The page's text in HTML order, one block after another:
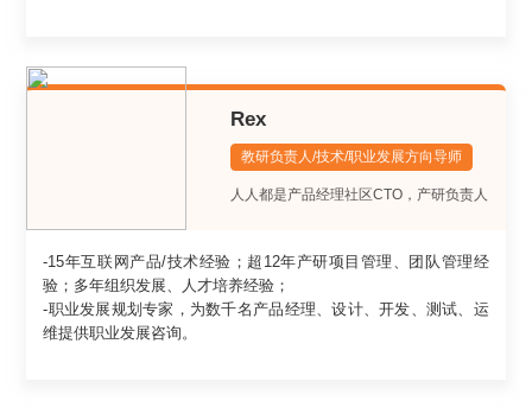
Rex
教研负责人/技术/职业发展方向导师
人人都是产品经理社区CTO，产研负责人
-15年互联网产品/技术经验；超12年产研项目管理、团队管理经
验；多年组织发展、人才培养经验；
-职业发展规划专家，为数千名产品经理、设计、开发、测试、运
维提供职业发展咨询。